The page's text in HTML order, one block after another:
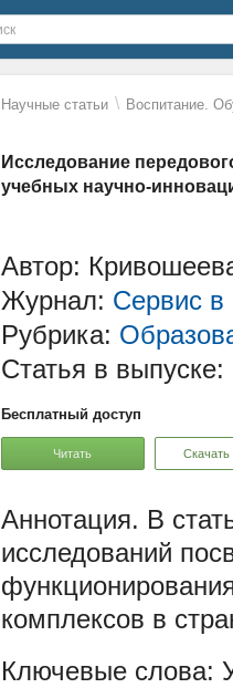
Научные статьи \ Воспитание.
Исследование
учебных научно-
Автор:
Журнал: Сервис в
Рубрика:
Статья в выпуске:
Бесплатный доступ
Читать Скачать
В
исследований
комплексов в